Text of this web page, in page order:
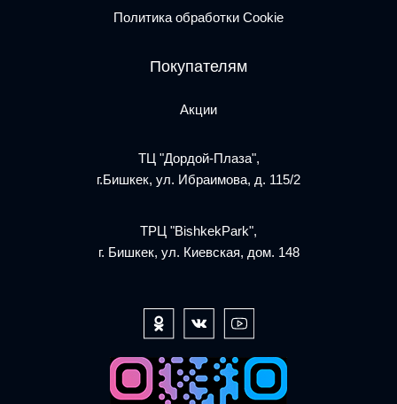
Политика обработки Cookie
Покупателям
Акции
ТЦ "Дордой-Плаза",
г.Бишкек, ул. Ибраимова, д. 115/2
ТРЦ "BishkekPark",
г. Бишкек, ул. Киевская, дом. 148